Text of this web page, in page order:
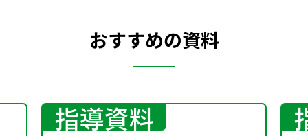
おすすめの資料
指導資料